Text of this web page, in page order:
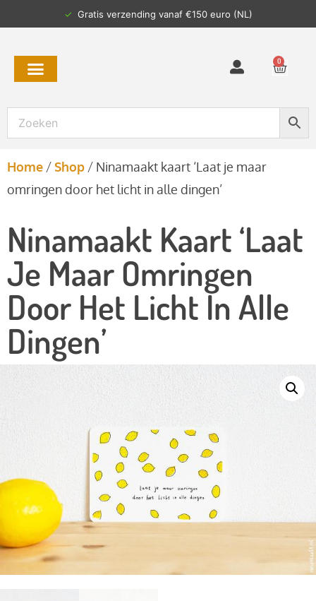
✓ Gratis verzending vanaf €150 euro (NL)
0
Home / Shop / Ninamaakt kaart ‘Laat je maar
omringen door het licht in alle dingen’
Ninamaakt Kaart ‘Laat
Je Maar Omringen
Door Het Licht In Alle
Dingen’